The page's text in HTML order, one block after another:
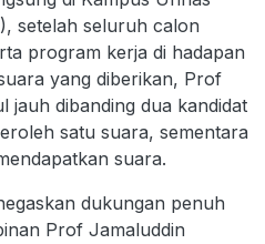
setelah seluruh calon
program kerja di hadapan
yang diberikan, Prof
jauh dibanding dua kandidat
satu suara, sementara
suara.
dukungan penuh
Prof Jamaluddin